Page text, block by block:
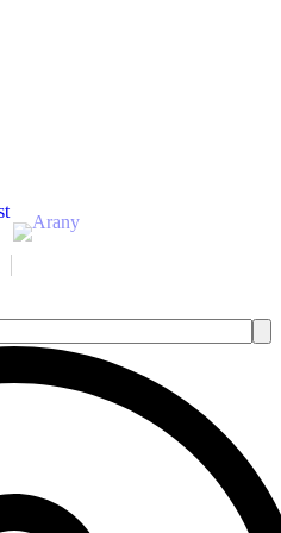
Keresés
következőre: